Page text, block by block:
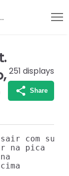
251 displays
Share
com suas
na pica